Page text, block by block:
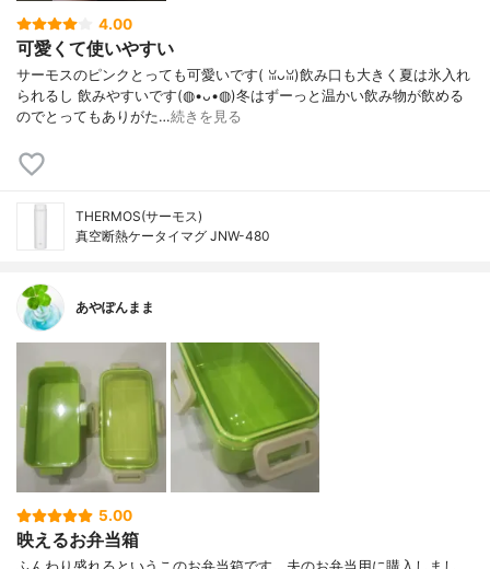
4.00
可愛くて使いやすい
サーモスのピンクとっても可愛いです( ꈍᴗꈍ)飲み口も大きく夏は氷入れ
られるし 飲みやすいです(◍•ᴗ•◍)冬はずーっと温かい飲み物が飲める
のでとってもありがた…続きを見る
THERMOS(サーモス)
真空断熱ケータイマグ JNW-480
あやぽんまま
5.00
映えるお弁当箱